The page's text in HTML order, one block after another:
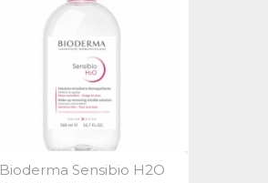
Vista Rápida
Bioderma Sensibio H2O